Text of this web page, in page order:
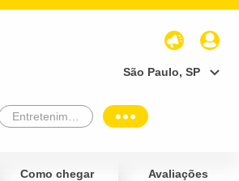
São Paulo, SP
Como chegar Avaliações